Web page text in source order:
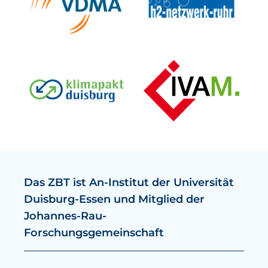
Das ZBT ist An-Institut der Universität
Duisburg-Essen und Mitglied der
Johannes-Rau-
Forschungsgemeinschaft